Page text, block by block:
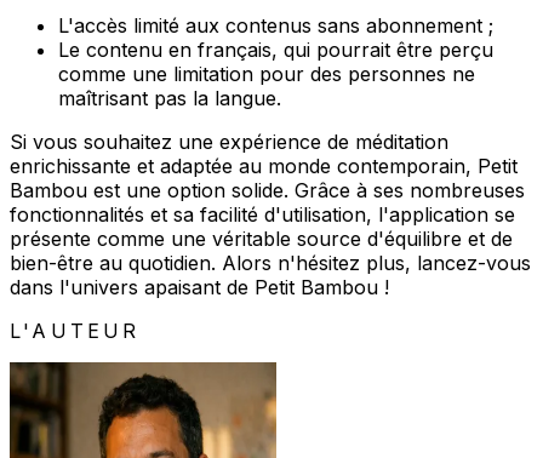
L'accès limité aux contenus sans abonnement ;
Le contenu en français, qui pourrait être perçu
comme une limitation pour des personnes ne
maîtrisant pas la langue.
Si vous souhaitez une expérience de méditation
enrichissante et adaptée au monde contemporain, Petit
Bambou est une option solide. Grâce à ses nombreuses
fonctionnalités et sa facilité d'utilisation, l'application se
présente comme une véritable source d'équilibre et de
bien-être au quotidien. Alors n'hésitez plus, lancez-vous
dans l'univers apaisant de Petit Bambou !
L'AUTEUR